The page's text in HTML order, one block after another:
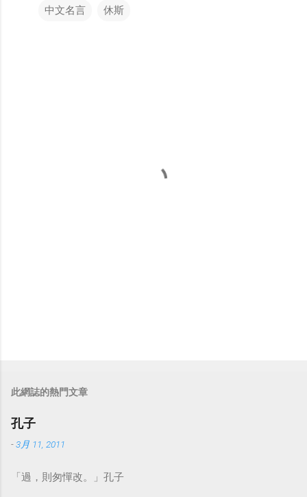
中文名言 休斯
此網誌的熱門文章
孔子
-3月 11, 2011
「過，則匆憚改。」孔子